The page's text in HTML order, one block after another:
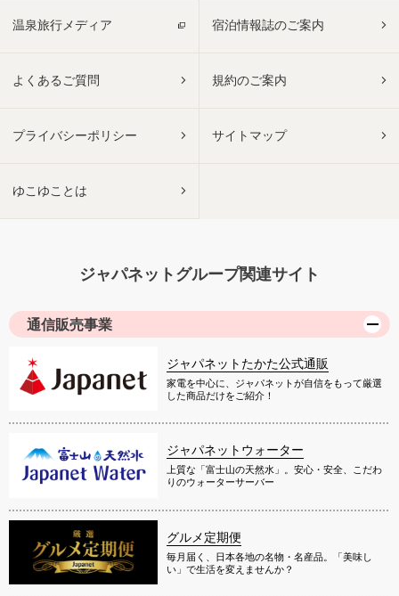
温泉旅行メディア 宿泊情報誌のご案内
よくあるご質問 規約のご案内
プライバシーポリシー サイトマップ
ゆこゆことは
ジャパネットグループ関連サイト
通信販売事業
ジャパネットたかた公式通販
家電を中心に、ジャパネットが自信をもって厳選
した商品だけをご紹介！
ジャパネットウォーター
上質な「富士山の天然水」。安心・安全、こだわ
りのウォーターサーバー
グルメ定期便
毎月届く、日本各地の名物・名産品。「美味し
い」で生活を変えませんか？